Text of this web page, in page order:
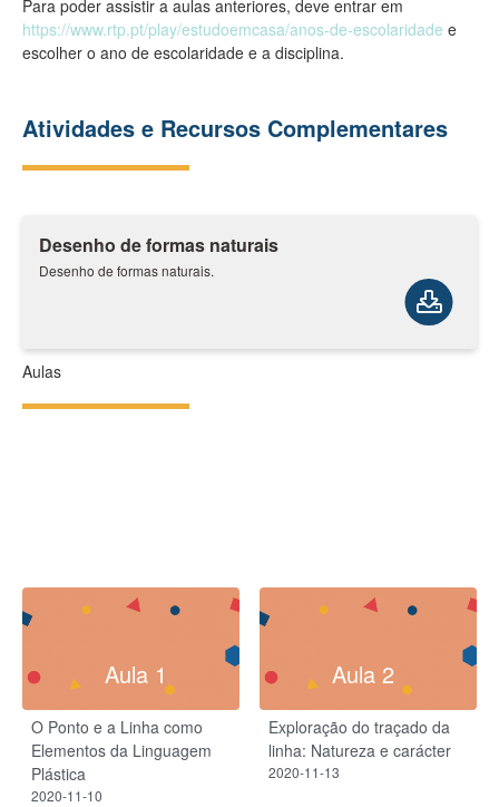
Para poder assistir a aulas anteriores, deve entrar em
https://www.rtp.pt/play/estudoemcasa/anos-de-escolaridade e
escolher o ano de escolaridade e a disciplina.
Atividades e Recursos Complementares
Desenho de formas naturais
Desenho de formas naturais.
Aulas
Aula 1
O Ponto e a Linha como
Elementos da Linguagem
Plástica
2020-11-10
Aula 2
Exploração do traçado da
linha: Natureza e carácter
2020-11-13